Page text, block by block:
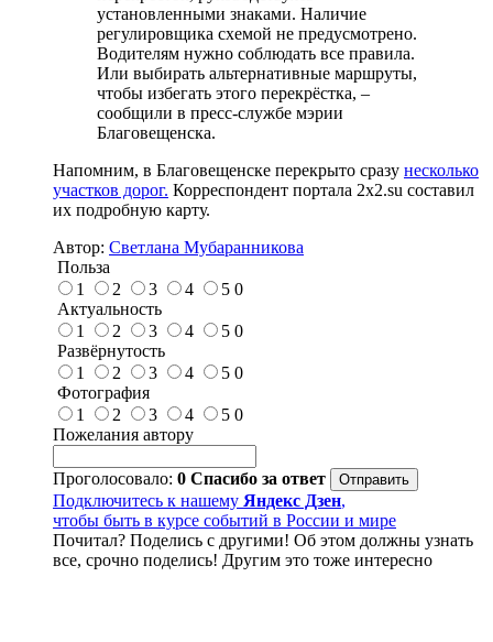
установленными знаками. Наличие
регулировщика схемой не предусмотрено.
Водителям нужно соблюдать все правила.
Или выбирать альтернативные маршруты,
чтобы избегать этого перекрёстка, –
сообщили в пресс-службе мэрии
Благовещенска.
Напомним, в Благовещенске перекрыто сразу несколько
участков дорог. Корреспондент портала 2x2.su составил
их подробную карту.
Автор: Светлана Мубаранникова
Польза
1
2 3 4 5 0
Актуальность
1
2 3 4 5 0
Развёрнутость
1
2 3 4 5 0
Фотография
1
2 3 4 5 0
Пожелания автору
Проголосовало: 0 Спасибо за ответ
Подключитесь к нашему Яндекс Дзен,
чтобы быть в курсе событий в России и мире
Почитал? Поделись с другими! Об этом должны узнать
все, срочно поделись! Другим это тоже интересно